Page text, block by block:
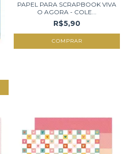
PAPEL PARA SCRAPBOOK VIVA
O AGORA - COLE...
R$5,90